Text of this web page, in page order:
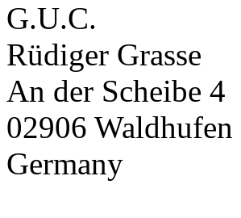
G.U.C.
Rüdiger Grasse
An der Scheibe 4
02906 Waldhufen
Germany